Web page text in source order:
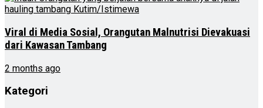
Viral di Media Sosial, Orangutan Malnutrisi Dievakuasi
dari Kawasan Tambang
2 months ago
Kategori